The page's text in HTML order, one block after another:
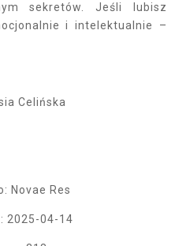
sekretów. Jeśli lubisz
i intelektualnie –
Celińska
Novae Res
2025-04-14